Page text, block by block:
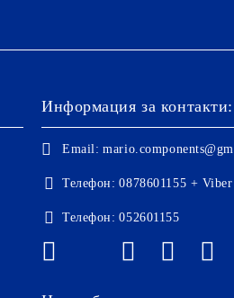
Информация за контакти:
Email:
Телефон: 0878601155 + Viber
Телефон: 052601155